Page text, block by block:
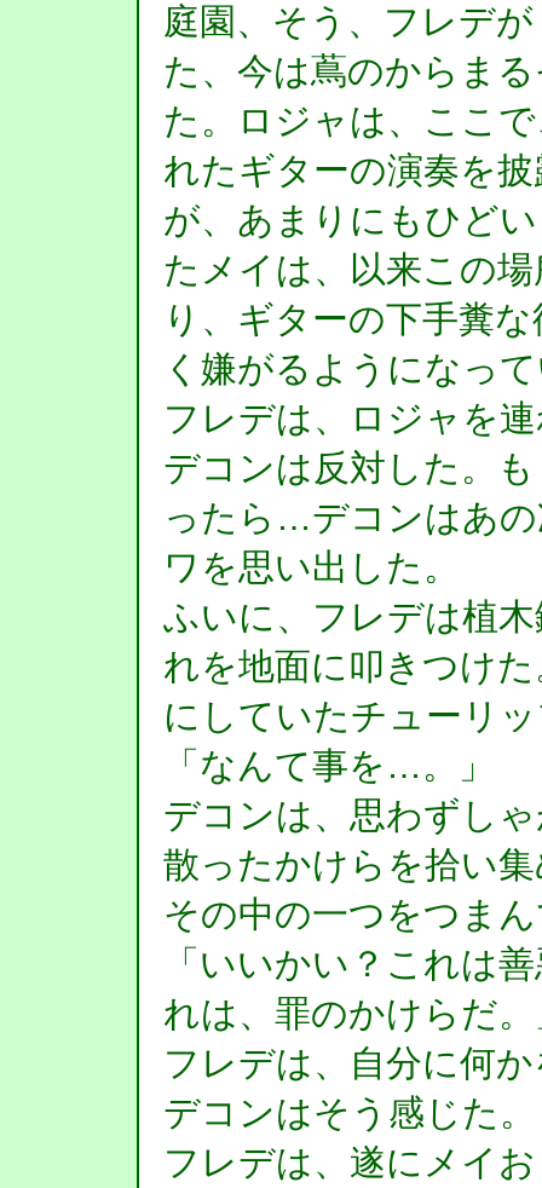
庭園、そう、フレデ
た、今は蔦のからま
た。ロジャは、ここ
れたギターの演奏を
が、あまりにもひど
たメイは、以来この
り、ギターの下手糞
く嫌がるようになっ
フレデは、ロジャを
デコンは反対した。
ったら…デコンはあ
ワを思い出した。
ふいに、フレデは植
れを地面に叩きつけ
にしていたチューリ
「なんて事を…。」
デコンは、思わずし
散ったかけらを拾い
その中の一つをつま
「いいかい？これは
れは、罪のかけらだ。
フレデは、自分に何
デコンはそう感じた。
フレデは、遂にメイ